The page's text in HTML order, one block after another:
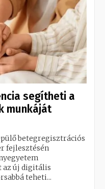
segítheti a
munkáját
betegregisztrációs
fejlesztésén
az új digitális
teheti...